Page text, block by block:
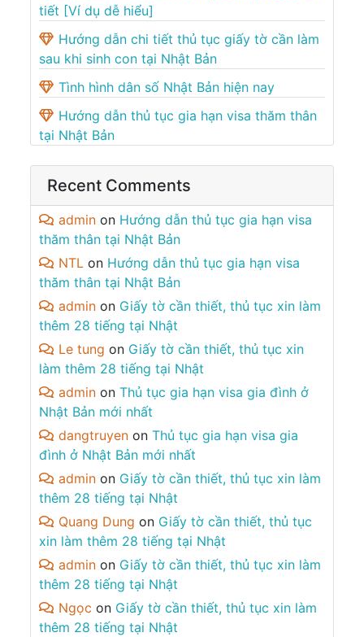
tiết [Ví dụ dễ hiểu]
Hướng dẫn chi tiết thủ tục giấy tờ cần làm
sau khi sinh con tại Nhật Bản
Tình hình dân số Nhật Bản hiện nay
Hướng dẫn thủ tục gia hạn visa thăm thân
tại Nhật Bản
Recent Comments
admin on Hướng dẫn thủ tục gia hạn visa
thăm thân tại Nhật Bản
NTL on Hướng dẫn thủ tục gia hạn visa
thăm thân tại Nhật Bản
admin on Giấy tờ cần thiết, thủ tục xin làm
thêm 28 tiếng tại Nhật
Le tung on Giấy tờ cần thiết, thủ tục xin
làm thêm 28 tiếng tại Nhật
admin onThủ tục gia hạn visa gia đình ở
Nhật Bản mới nhất
dangtruyen onThủ tục gia hạn visa gia
đình ở Nhật Bản mới nhất
admin on Giấy tờ cần thiết, thủ tục xin làm
thêm 28 tiếng tại Nhật
Quang Dung on Giấy tờ cần thiết, thủ tục
xin làm thêm 28 tiếng tại Nhật
admin on Giấy tờ cần thiết, thủ tục xin làm
thêm 28 tiếng tại Nhật
Ngọc on Giấy tờ cần thiết, thủ tục xin làm
thêm 28 tiếng tại Nhật